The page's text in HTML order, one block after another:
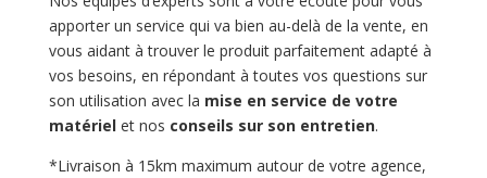
apporter un service qui va bien au-delà de la vente, en
vous aidant à trouver le produit parfaitement adapté à
vos besoins, en répondant à toutes vos questions sur
son utilisation avec la mise en service de votre
matérielet nos conseils sur son entretien.
*Livraison à 15km maximum autour de votre agence,